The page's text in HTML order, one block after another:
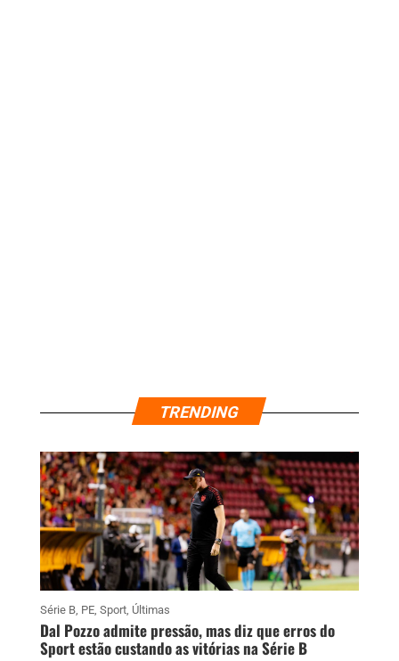
TRENDING
Série B, PE, Sport, Últimas
Dal Pozzo admite pressão, mas diz que erros do
Sport estão custando as vitórias na Série B